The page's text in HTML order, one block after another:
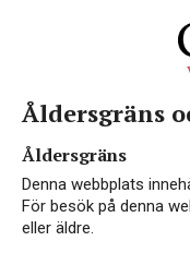
Vin
Åldersgräns
Åldersgräns
Denna webbplats
För besök på denna
eller äldre.